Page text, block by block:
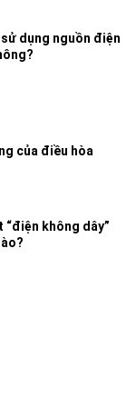
dụng nguồn điện
của điều hòa
“điện không dây”